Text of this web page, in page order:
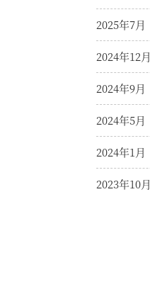
2025年7月
2024年12月
2024年9月
2024年5月
2024年1月
2023年10月